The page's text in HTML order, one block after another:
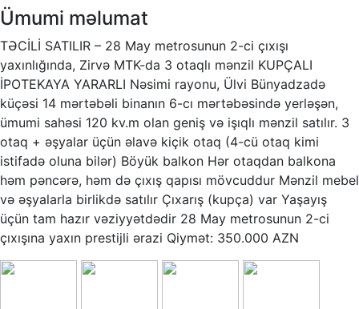
Ümumi məlumat
TƏCİLİ SATILIR – 28 May metrosunun 2-ci çıxışı
yaxınlığında, Zirvə MTK-da 3 otaqlı mənzil KUPÇALI
İPOTEKAYA YARARLI Nəsimi rayonu, Ülvi Bünyadzadə
küçəsi 14 mərtəbəli binanın 6-cı mərtəbəsində yerləşən,
ümumi sahəsi 120 kv.m olan geniş və işıqlı mənzil satılır. 3
otaq + əşyalar üçün əlavə kiçik otaq (4-cü otaq kimi
istifadə oluna bilər) Böyük balkon Hər otaqdan balkona
həm pəncərə, həm də çıxış qapısı mövcuddur Mənzil mebel
və əşyalarla birlikdə satılır Çıxarış (kupça) var Yaşayış
üçün tam hazır vəziyyətdədir 28 May metrosunun 2-ci
çıxışına yaxın prestijli ərazi Qiymət: 350.000 AZN